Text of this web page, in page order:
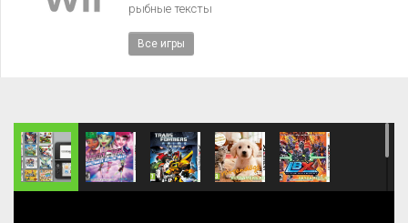
рыбные тексты
Все игры